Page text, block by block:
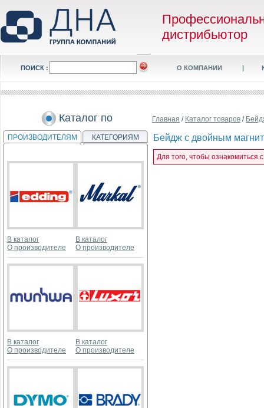
дистрибьютор
ПОИСК : О КОМПАНИИ |
Каталог по
ПРОИЗВОДИТЕЛЯМ КАТЕГОРИЯМ
В каталог
О производителе
В каталог
О производителе
В каталог
О производителе
В каталог
О производителе
Главная / Каталог товаров /
Бейдж с двойным
Для того, чтобы